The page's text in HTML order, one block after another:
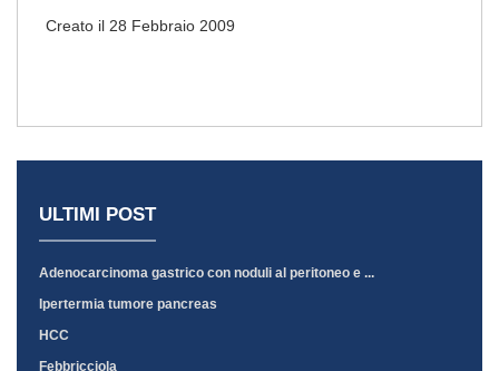
Creato il 28 Febbraio 2009
ULTIMI POST
Adenocarcinoma gastrico con noduli al peritoneo e ...
Ipertermia tumore pancreas
HCC
Febbricciola